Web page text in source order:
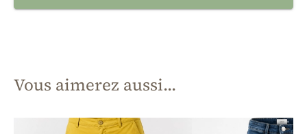
Vous aimerez aussi...